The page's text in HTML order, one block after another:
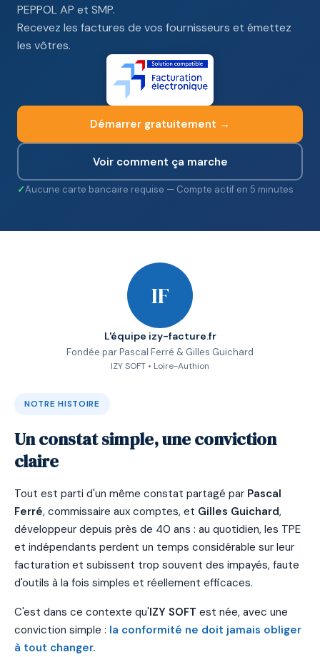
PEPPOL AP et SMP.
Recevez les factures de vos fournisseurs et émettez
les vôtres.
Démarrer gratuitement →
Voir comment ça marche
Aucune carte bancaire requise — Compte actif en 5 minutes
NOTRE HISTOIRE
Un constat simple, une conviction
claire
Tout est parti d'un même constat partagé par Pascal
Ferré, commissaire aux comptes, et Gilles Guichard,
développeur depuis près de 40 ans : au quotidien, les TPE
et indépendants perdent un temps considérable sur leur
facturation et subissent trop souvent des impayés, faute
d'outils à la fois simples et réellement efficaces.
C'est dans ce contexte qu'IZY SOFT est née, avec une
conviction simple : la conformité ne doit jamais obliger
à tout changer.
IF
L'équipe izy-facture.fr
Fondée par Pascal Ferré & Gilles Guichard
IZY SOFT • Loire-Authion